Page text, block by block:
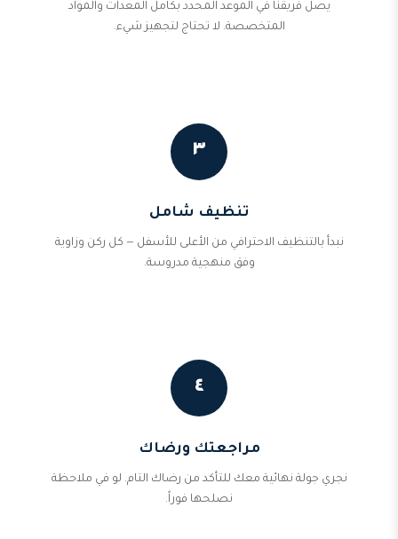
يصل فريقنا في الموعد المحدد بكامل المعدات والمواد
المتخصصة. لا تحتاج لتجهيز شيء.
٣
تنظيف شامل
نبدأ بالتنظيف الاحترافي من الأعلى للأسفل — كل ركن وزاوية
وفق منهجية مدروسة.
٤
مراجعتك ورضاك
نجري جولة نهائية معك للتأكد من رضاك التام. لو في ملاحظة
نصلحها فوراً.